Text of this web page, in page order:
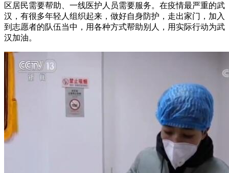
区居民需要帮助、一线医护人员需要服务。在疫情最严重的武
汉，有很多年轻人组织起来，做好自身防护，走出家门，加入
到志愿者的队伍当中，用各种方式帮助别人，用实际行动为武
汉加油。